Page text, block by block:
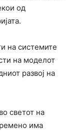
од
на системите
на моделот
развој на
светот на
има